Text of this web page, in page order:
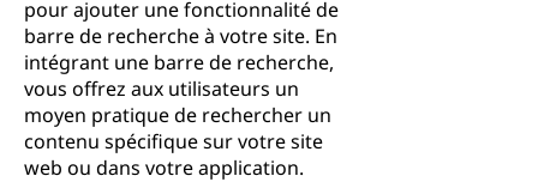
pour ajouter une fonctionnalité de
barre de recherche à votre site. En
intégrant une barre de recherche,
vous offrez aux utilisateurs un
moyen pratique de rechercher un
contenu spécifique sur votre site
web ou dans votre application.